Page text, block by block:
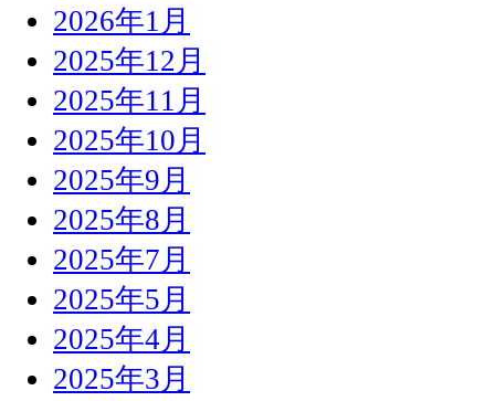
2026年1月
2025年12月
2025年11月
2025年10月
2025年9月
2025年8月
2025年7月
2025年5月
2025年4月
2025年3月